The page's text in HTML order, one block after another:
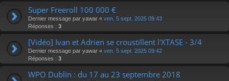
Super Freeroll 100 000 €
Dernier message par yawar « ven. 5 sept. 2025 09:43
Réponses : 3
[Vidéo] Ivan et Adrien se croustillent l'XTASE - 3/4
Dernier message par yawar « ven. 5 sept. 2025 09:42
Réponses : 3
WPO Dublin : du 17 au 23 septembre 2018